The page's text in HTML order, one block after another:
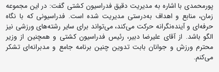
پورمحمدی با اشاره به مدیریت دقیق فدراسیون کشتی گفت: در این مجموعه
زمان، منابع و اهداف به‌درستی مدیریت شده است. فدراسیونی که با نگاه
حرفه‌ای و آینده‌نگرانه حرکت می‌کند، می‌تواند برای سایر رشته‌های ورزشی نیز
الگو باشد. از آقای علیرضا دبیر، رئیس فدراسیون کشتی و همچنین از وزیر
محترم ورزش و جوانان بابت تدوین چنین برنامه جامع و مدبرانه‌ای تشکر
می‌کنم.